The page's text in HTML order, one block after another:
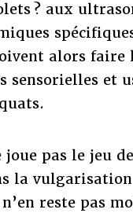
? aux
alors faire
sensorielles et
joue pas le jeu
la vulgarisation
reste pas